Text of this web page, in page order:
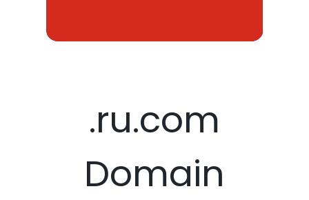
.ru.com
Domain